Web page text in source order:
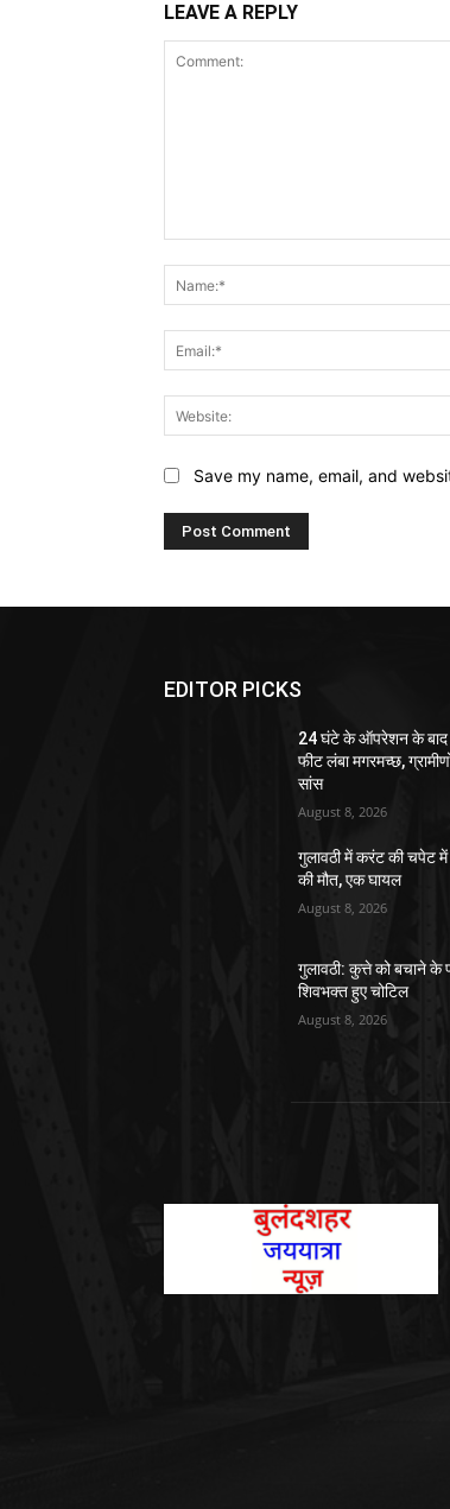
LEAVE A REPLY
Save my name, email, and
EDITOR PICKS
24 घंटे के ऑपरेशन के बाद
फीट लंबा मगरमच्छ,
सांस
August 8, 2026
गुलावठी में करंट की चपेट
की मौत, एक घायल
August 8, 2026
गुलावठी: कुत्ते को बचाने के
शिवभक्त हुए चोटिल
August 8, 2026